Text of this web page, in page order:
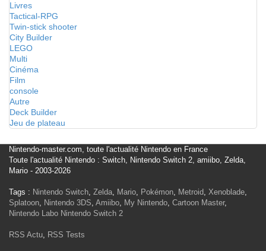
Livres
Tactical-RPG
Twin-stick shooter
City Builder
LEGO
Multi
Cinéma
Film
console
Autre
Deck Builder
Jeu de plateau
Nintendo-master.com, toute l'actualité Nintendo en France
Toute l'actualité Nintendo : Switch, Nintendo Switch 2, amiibo, Zelda,
Mario - 2003-2026
Tags : Nintendo Switch, Zelda, Mario, Pokémon, Metroid, Xenoblade,
Splatoon, Nintendo 3DS, Amiibo, My Nintendo, Cartoon Master,
Nintendo Labo Nintendo Switch 2
RSS Actu, RSS Tests